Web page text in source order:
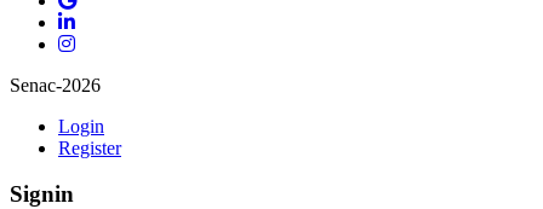
Senac-2026
Login
Register
Signin